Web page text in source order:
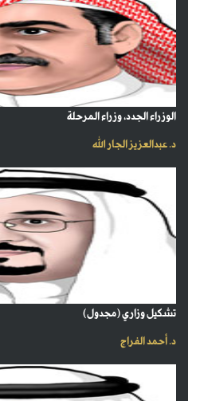
الوزراء الجدد، وزراء المرحلة
د. عبدالعزيز الجار الله
تشكيل وزاري (مجدول)
د. أحمد الفراج